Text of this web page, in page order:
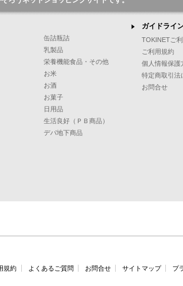
缶詰瓶詰
乳製品
栄養機能食品・その他
お米
お酒
お菓子
日用品
生活良好（ＰＢ商品）
デパ地下商品
ガイドライ
TOKINETご
ご利用規約
個人情報保護
特定商取引法
お問合せ
規約 よくあるご質問 お問合せ サイトマップ プ